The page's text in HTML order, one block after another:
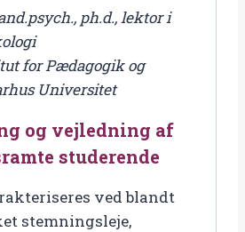
ph.d., lektor i
for Pædagogik og
Universitet
og vejledning af
studerende
ved blandt
stemningsleje,